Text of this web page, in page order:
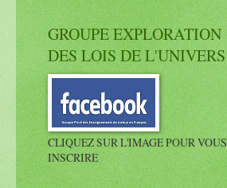
GROUPE EXPLORATION
DES LOIS DE L'UNIVERS
CLIQUEZ SUR L'IMAGE POUR VOUS
INSCRIRE